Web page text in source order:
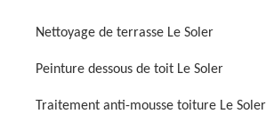
Nettoyage de terrasse Le Soler
Peinture dessous de toit Le Soler
Traitement anti-mousse toiture Le Soler